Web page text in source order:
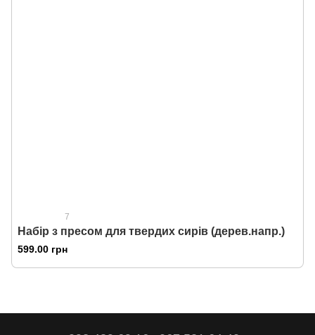
7
Набір з пресом для твердих сирів (дерев.напр.)
599.00 грн